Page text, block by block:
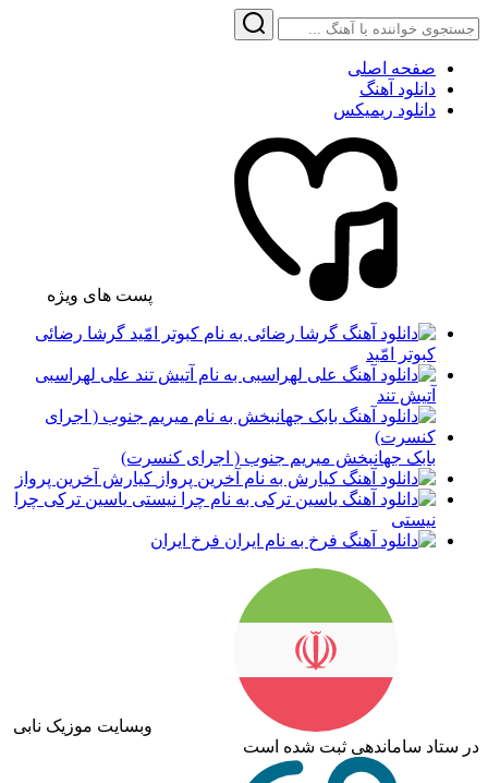
صفحه اصلی
دانلود آهنگ
دانلود ریمیکس
پست های ویژه
گرشا رضائی
کبوتر امّید
علی لهراسبی
آتیش تند
بابک جهانبخش میریم جنوب ( اجرای کنسرت)
کیارش آخرین پرواز
یاسین ترکی چرا
نیستی
فرخ ایران
وبسایت موزیک نابی
در ستاد ساماندهی ثبت شده است